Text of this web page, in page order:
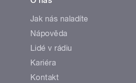
Jak nás naladíte
Nápověda
Lidé v rádiu
Kariéra
Kontakt